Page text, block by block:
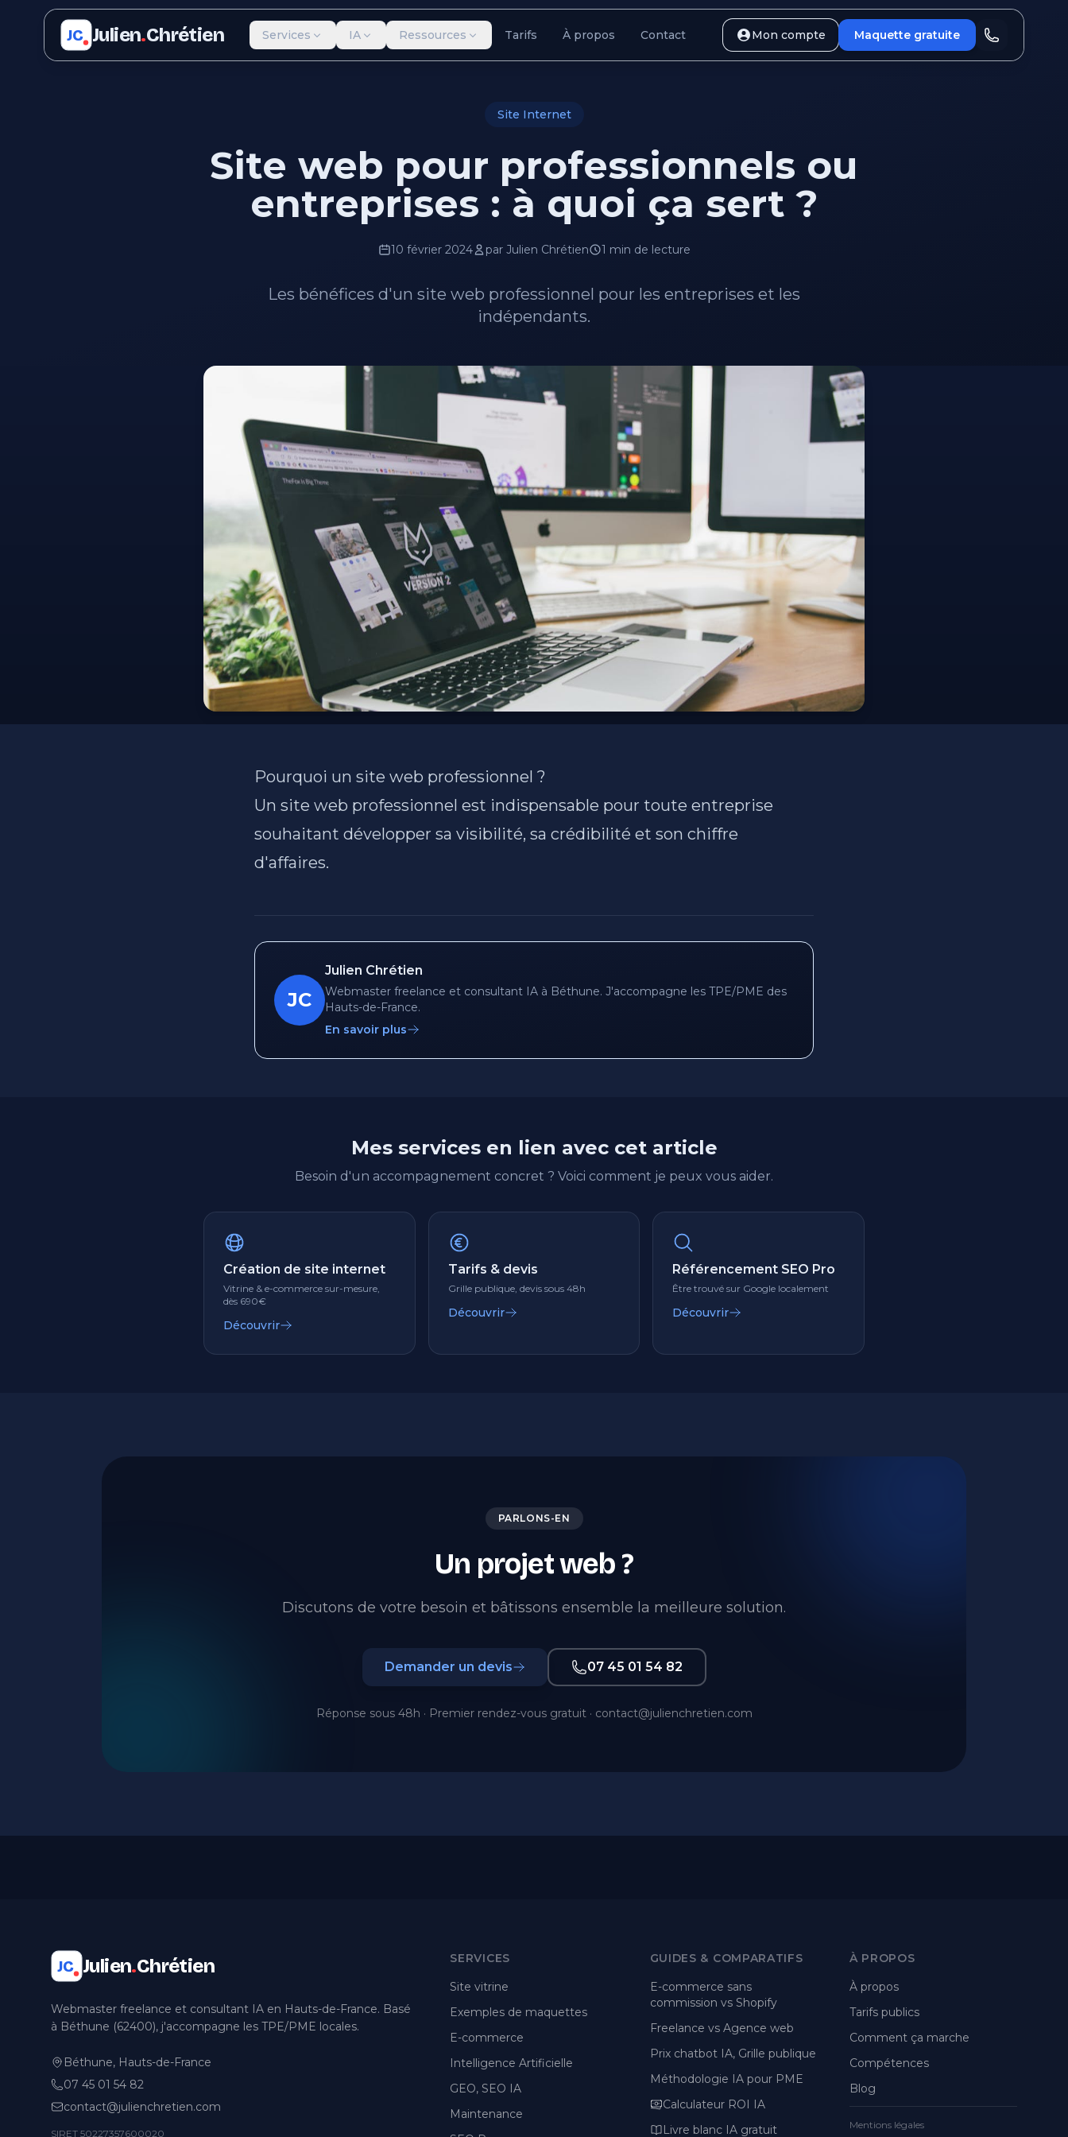
JC Julien.Chrétien Services IA Ressources Tarifs À propos Contact Mon compte Maquette gratuite
Site Internet
Site web pour professionnels ou
entreprises : à quoi ça sert ?
10 février 2024 par Julien Chrétien 1 min de lecture
Les bénéfices d'un site web professionnel pour les entreprises et les
indépendants.
Pourquoi un site web professionnel ?
Un site web professionnel est indispensable pour toute entreprise
souhaitant développer sa visibilité, sa crédibilité et son chiffre
d'affaires.
JC
Julien Chrétien
Webmaster freelance et consultant IA à Béthune. J'accompagne les TPE/PME des
Hauts-de-France.
En savoir plus
Mes services en lien avec cet article
Besoin d'un accompagnement concret ? Voici comment je peux vous aider.
Création de site internet
Vitrine & e-commerce sur-mesure,
dès 690€
Découvrir
Tarifs & devis
Grille publique, devis sous 48h
Découvrir
Référencement SEO Pro
Être trouvé sur Google localement
Découvrir
PARLONS-EN
Un projet web ?
Discutons de votre besoin et bâtissons ensemble la meilleure solution.
Demander un devis 07 45 01 54 82
Réponse sous 48h · Premier rendez-vous gratuit · contact@julienchretien.com
JC Julien.Chrétien
Webmaster freelance et consultant IA en Hauts-de-France. Basé
à Béthune (62400), j'accompagne les TPE/PME locales.
Béthune, Hauts-de-France
07 45 01 54 82
contact@julienchretien.com
SIRET 50227357600020
SERVICES
Site vitrine
Exemples de maquettes
E-commerce
Intelligence Artificielle
GEO, SEO IA
Maintenance
GUIDES & COMPARATIFS
E-commerce sans
commission vs Shopify
Freelance vs Agence web
Prix chatbot IA, Grille publique
Méthodologie IA pour PME
Calculateur ROI IA
Livre blanc IA gratuit
À PROPOS
À propos
Tarifs publics
Comment ça marche
Compétences
Blog
Mentions légales